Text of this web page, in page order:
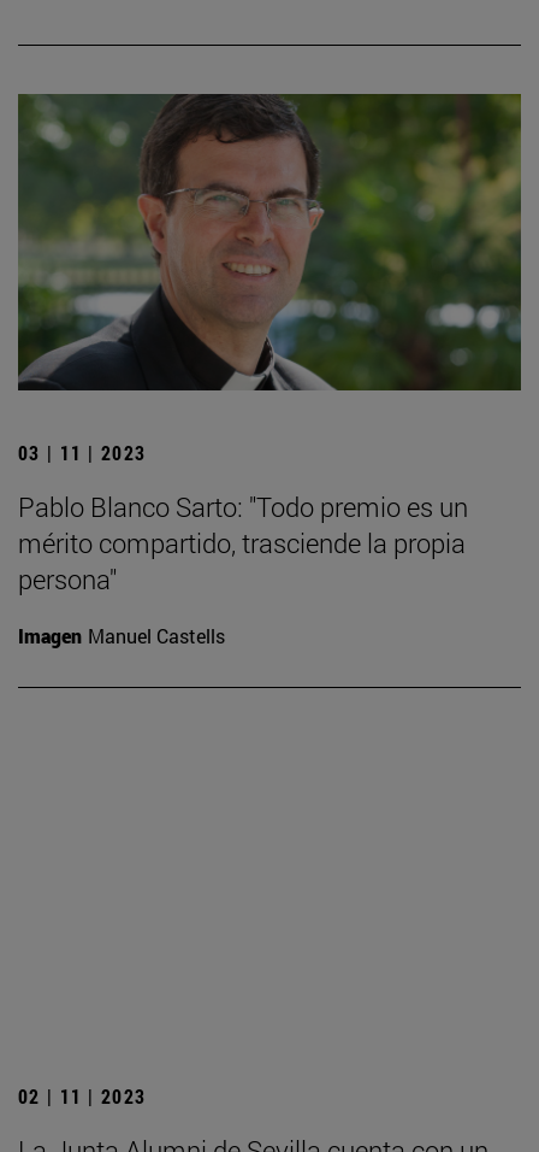
03 | 11 | 2023
Pablo Blanco Sarto: "Todo premio es un
mérito compartido, trasciende la propia
persona"
Imagen Manuel Castells
02 | 11 | 2023